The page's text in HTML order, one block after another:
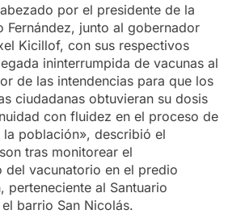
por el presidente de la
Fernández, junto al gobernador
Kicillof, con sus respectivos
ininterrumpida de vacunas al
de las intendencias para que los
ciudadanas obtuvieran su dosis
con fluidez en el proceso de
la población», describió el
tras monitorear el
del vacunatorio en el predio
perteneciente al Santuario
barrio San Nicolás.